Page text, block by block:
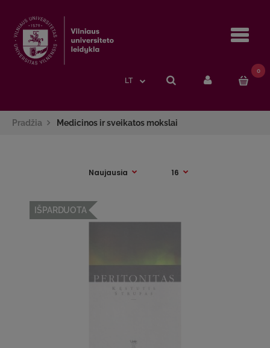
LT
0
Pradžia Medicinos ir sveikatos mokslai
IŠPARDUOTA